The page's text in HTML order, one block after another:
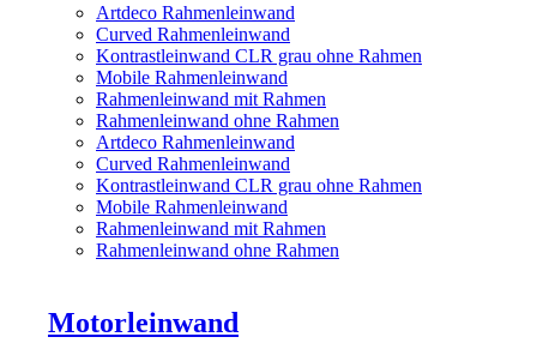
Artdeco Rahmenleinwand
Curved Rahmenleinwand
Kontrastleinwand CLR grau ohne Rahmen
Mobile Rahmenleinwand
Rahmenleinwand mit Rahmen
Rahmenleinwand ohne Rahmen
Artdeco Rahmenleinwand
Curved Rahmenleinwand
Kontrastleinwand CLR grau ohne Rahmen
Mobile Rahmenleinwand
Rahmenleinwand mit Rahmen
Rahmenleinwand ohne Rahmen
Motorleinwand